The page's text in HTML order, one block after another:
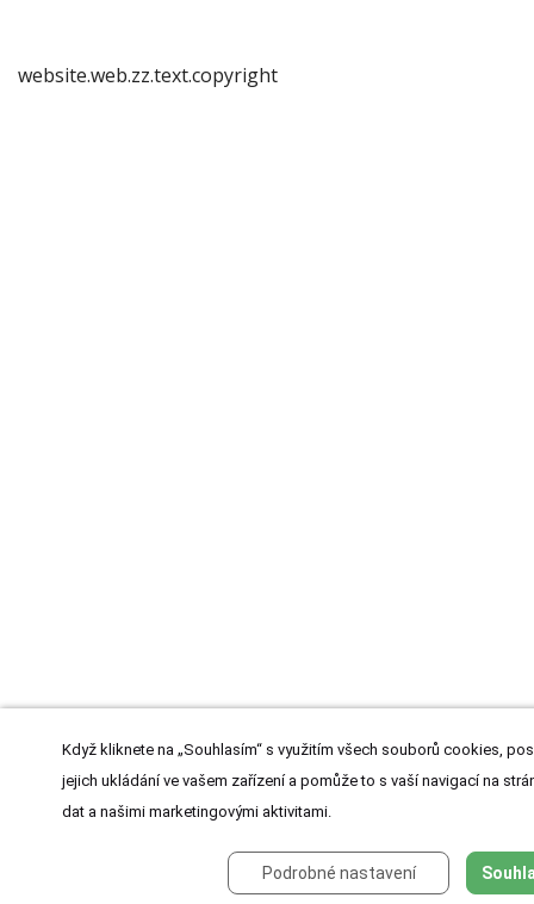
website.web.zz.text.copyright
Když kliknete na „Souhlasím“ s využitím všech souborů cookies,
jejich ukládání ve vašem zařízení a pomůže to s vaší navigací na
dat a našimi marketingovými aktivitami.
Podrobné nastavení